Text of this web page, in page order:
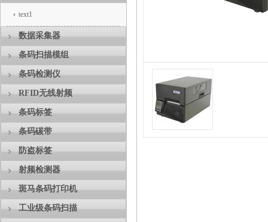
text1
数据采集器
条码扫描模组
条码检测仪
RFID无线射频
条码标签
条码碳带
防盗标签
射频检测器
斑马条码打印机
工业级条码扫描